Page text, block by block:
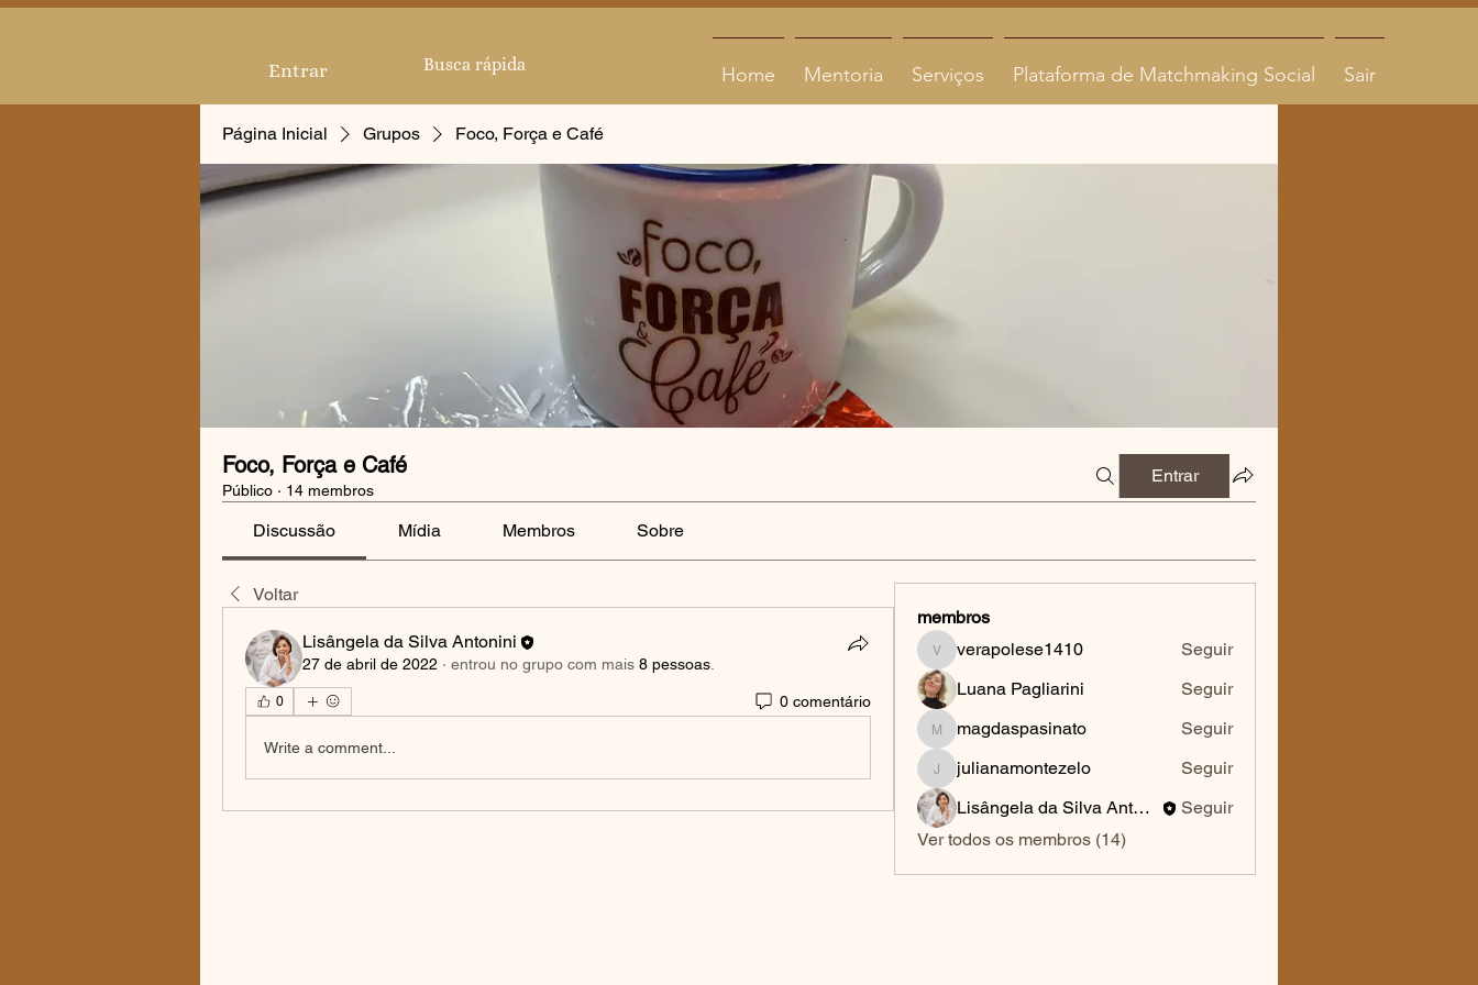
Entrar Home Mentoria Serviços Plataforma de Matchmaking Social Sair
Página Inicial Grupos Foco, Força e Café
Foco, Força e Café
Público · 14 membros
Entrar
Discussão Mídia Membros Sobre
Voltar
Lisângela da Silva Antonini
27 de abril de 2022 · entrou no grupo com mais 8 pessoas
0 0 comentário
Write a comment...
membros
verapolese1410
verapolese1410
Seguir
Luana Pagliarini
Seguir
magdaspasinato
magdaspasinato Seguir
julianamontezelo
julianamontezelo
Seguir
Lisângela da Silva Antonini
Seguir
Ver todos os membros (14)